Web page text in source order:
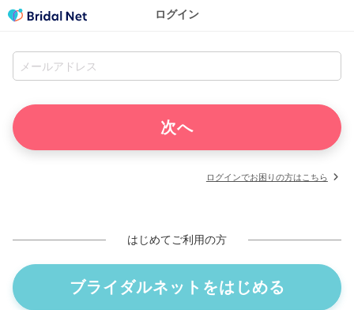
ログイン
ログインでお困りの方はこちら
はじめてご利用の方
ブライダルネットをはじめる